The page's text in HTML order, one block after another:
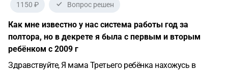
1150 ₽ Вопрос решен
Как мне известно у нас система работы год за
полтора, но в декрете я была с первым и вторым
ребёнком с 2009 г
Здравствуйте, Я мама Третьего ребёнка нахожусь в